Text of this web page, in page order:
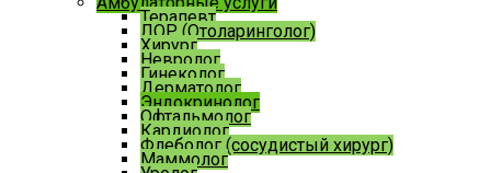
Терапевт
ЛОР (Отоларинголог)
Хирург
Невролог
Гинеколог
Дерматолог
Эндокринолог
Офтальмолог
Кардиолог
Флеболог (сосудистый хирург)
Маммолог